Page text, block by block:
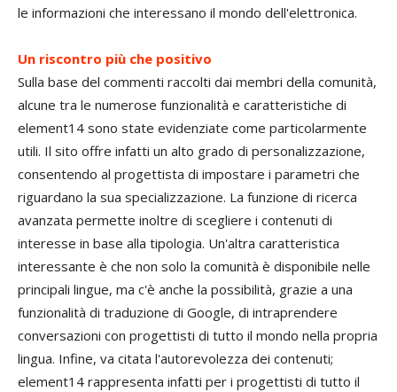
le informazioni che interessano il mondo dell'elettronica.
Un riscontro più che positivo
Sulla base del commenti raccolti dai membri della comunità,
alcune tra le numerose funzionalità e caratteristiche di
element14 sono state evidenziate come particolarmente
utili. Il sito offre infatti un alto grado di personalizzazione,
consentendo al progettista di impostare i parametri che
riguardano la sua specializzazione. La funzione di ricerca
avanzata permette inoltre di scegliere i contenuti di
interesse in base alla tipologia. Un'altra caratteristica
interessante è che non solo la comunità è disponibile nelle
principali lingue, ma c'è anche la possibilità, grazie a una
funzionalità di traduzione di Google, di intraprendere
conversazioni con progettisti di tutto il mondo nella propria
lingua. Infine, va citata l'autorevolezza dei contenuti;
element14 rappresenta infatti per i progettisti di tutto il